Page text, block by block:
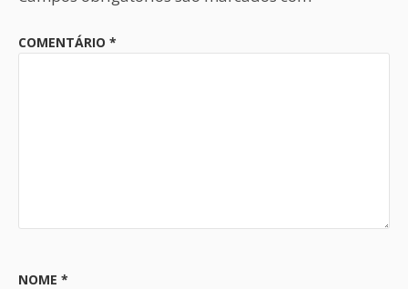
COMENTÁRIO *
NOME *